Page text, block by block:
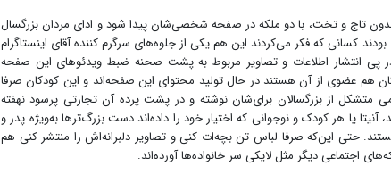
همایون بدون تاج و تخت، با دو ملکه در صفحه شخصی‌شان پیدا شود و ادای مردان بزرگسال
کسانی که فکر می‌کردند این هم یکی از جلوه‌های سرگرم کننده آقای اینستاگرام
پی انتشار اطلاعات و تصاویر مربوط به پشت صحنه ضبط ویدئوهای این صفحه
هم عضوی از آن هستند در حال تولید محتوای این صفحه‌اند و این کودکان صرفا
از بزرگسالان برای‌شان نوشته و در پشت پرده آن تجارتی پرسود نهفته
یا هر کودک و نوجوانی که اختیار خود را داده‌اند دست بزرگ‌ترها به‌ویژه پدر و
حتی این‌که صرفا لباس تن بچه‌ات کنی و تصاویر دلبرانه‌اش را منتشر کنی هم
اجتماعی دیگر مثل لایکی سر خانواده‌ها آورده‌اند.